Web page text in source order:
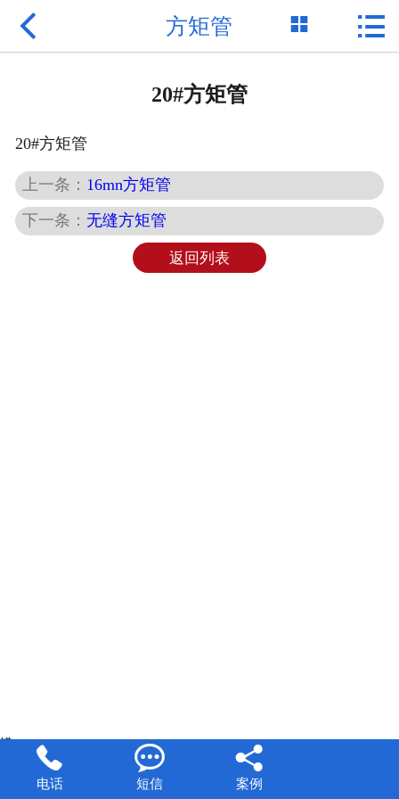
网站首页
新闻动态
应用案例
 方矩管  
20#方矩管
20#方矩管
上一条： 16mn方矩管
下一条： 无缝方矩管
返回列表

电话

短信

案例
锘